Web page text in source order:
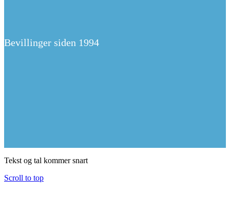
Bevillinger siden 1994
Tekst og tal kommer snart
Scroll to top